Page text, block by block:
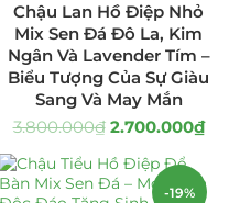
(320)
Chậu Lan Hồ Điệp Nhỏ
Mix Sen Đá Đô La, Kim
Ngân Và Lavender Tím –
Biểu Tượng Của Sự Giàu
Sang Và May Mắn
3.800.000₫ 2.700.000₫
-19%